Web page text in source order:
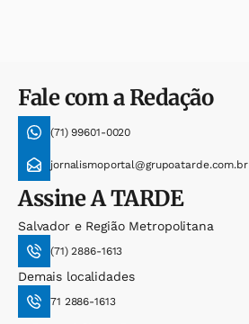
Fale com a Redação
(71) 99601-0020
jornalismoportal@grupoatarde.com.br
AssineA TARDE
Salvador e Região Metropolitana
(71) 2886-1613
Demais localidades
71 2886-1613